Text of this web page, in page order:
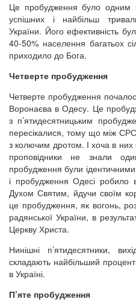
Це пробудження було одним
успішних і найбільш
України. Його ефективність
40-50% населення багатьох
приходило до Бога.
Четверте пробудження
Четверте пробудження
Воронаєва в Одесу. Це
з п’ятидесятницьким
пересікалися, тому що між
з колючим дротом. І хоча в них
проповідники не знали
пробудження були
і пробудження Одесі робило
Духом Святим, йдучи своїм
це пробудження, як вогонь,
радянської України, в
Церкву Христа.
Нинішні п’ятидесятники,
складають найбільший
в Україні.
П’яте пробудження